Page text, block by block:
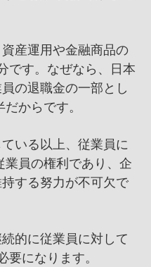
産運用や金融商品の
です。なぜなら、日本
の退職金の一部とし
からです。
いる以上、従業員に
員の権利であり、企
する努力が不可欠で
的に従業員に対して
になります。